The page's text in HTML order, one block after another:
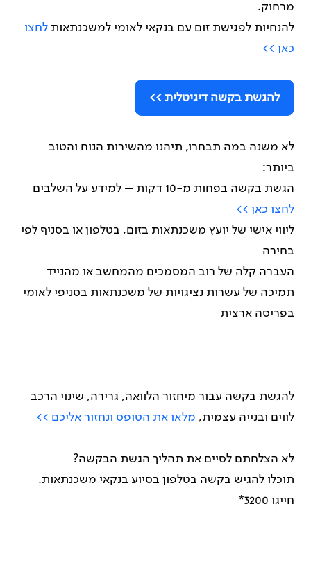
מרחוק.
להנחיות לפגישת זום עם בנקאי לאומי למשכנתאות לחצו
כאן >>
להגשת בקשה דיגיטלית >>
לא משנה במה תבחרו, תיהנו מהשירות הנוח והטוב
ביותר:
הגשת בקשה בפחות מ-10 דקות – למידע על השלבים
לחצו כאן >>
ליווי אישי של יועץ משכנתאות בזום, בטלפון או בסניף לפי
בחירה
העברה קלה של רוב המסמכים מהמחשב או מהנייד
תמיכה של עשרות נציגויות של משכנתאות בסניפי לאומי
בפריסה ארצית
להגשת בקשה עבור מיחזור הלוואה, גרירה, שינוי הרכב
לווים ובנייה עצמית, מלאו את הטופס ונחזור אליכם >>
לא הצלחתם לסיים את תהליך הגשת הבקשה?
תוכלו להגיש בקשה בטלפון בסיוע בנקאי משכנתאות.
חייגו 3200*